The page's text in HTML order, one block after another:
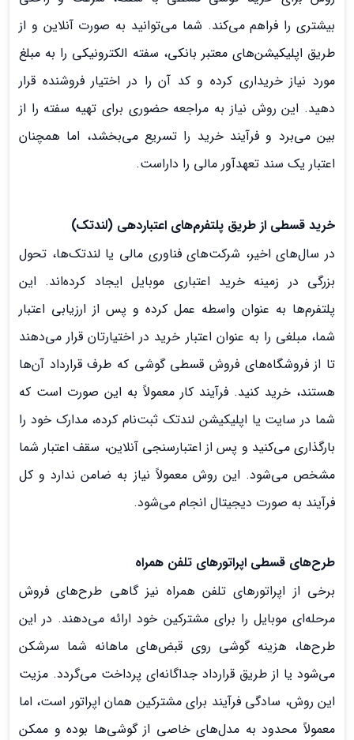
بیشتری را فراهم می‌کند. شما می‌توانید به صورت آنلاین و از
طریق اپلیکیشن‌های معتبر بانکی، سفته الکترونیکی را به مبلغ
مورد نیاز خریداری کرده و کد آن را در اختیار فروشنده قرار
دهید. این روش نیاز به مراجعه حضوری برای تهیه سفته را از
بین می‌برد و فرآیند خرید را تسریع می‌بخشد، اما همچنان
اعتبار یک سند تعهدآور مالی را داراست.
خرید قسطی از طریق پلتفرم‌های اعتباردهی (لندتک)
در سال‌های اخیر، شرکت‌های فناوری مالی یا لندتک‌ها، تحول
بزرگی در زمینه خرید اعتباری موبایل ایجاد کرده‌اند. این
پلتفرم‌ها به عنوان واسطه عمل کرده و پس از ارزیابی اعتبار
شما، مبلغی را به عنوان اعتبار خرید در اختیارتان قرار می‌دهند
تا از فروشگاه‌های فروش قسطی گوشی که طرف قرارداد آن‌ها
هستند، خرید کنید. فرآیند کار معمولاً به این صورت است که
شما در سایت یا اپلیکیشن لندتک ثبت‌نام کرده، مدارک خود را
بارگذاری می‌کنید و پس از اعتبارسنجی آنلاین، سقف اعتبار شما
مشخص می‌شود. این روش معمولاً نیاز به ضامن ندارد و کل
فرآیند به صورت دیجیتال انجام می‌شود.
طرح‌های قسطی اپراتورهای تلفن همراه
برخی از اپراتورهای تلفن همراه نیز گاهی طرح‌های فروش
مرحله‌ای موبایل را برای مشترکین خود ارائه می‌دهند. در این
طرح‌ها، هزینه گوشی روی قبض‌های ماهانه شما سرشکن
می‌شود یا از طریق قرارداد جداگانه‌ای پرداخت می‌گردد. مزیت
این روش، سادگی فرآیند برای مشترکین همان اپراتور است، اما
معمولاً محدود به مدل‌های خاصی از گوشی‌ها بوده و ممکن